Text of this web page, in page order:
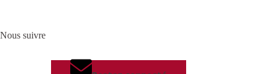
Nous suivre